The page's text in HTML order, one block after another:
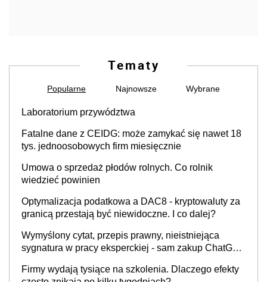
Tematy
Popularne Najnowsze Wybrane
Laboratorium przywództwa
Fatalne dane z CEIDG: może zamykać się nawet 18
tys. jednoosobowych firm miesięcznie
Umowa o sprzedaż płodów rolnych. Co rolnik
wiedzieć powinien
Optymalizacja podatkowa a DAC8 - kryptowaluty za
granicą przestają być niewidoczne. I co dalej?
Wymyślony cytat, przepis prawny, nieistniejąca
sygnatura w pracy eksperckiej - sam zakup ChatGPT
Firmy wydają tysiące na szkolenia. Dlaczego efekty